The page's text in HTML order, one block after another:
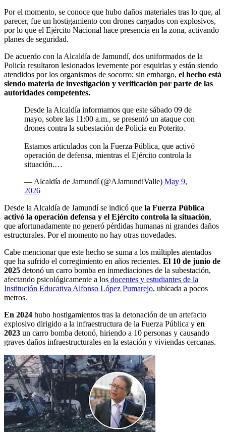
Por el momento, se conoce que hubo daños materiales tras lo que, al
parecer, fue un hostigamiento con drones cargados con explosivos,
por lo que el Ejército Nacional hace presencia en la zona, activando
planes de seguridad.
De acuerdo con la Alcaldía de Jamundí, dos uniformados de la
Policía resultaron lesionados levemente por esquirlas y están siendo
atendidos por los organismos de socorro; sin embargo, el hecho está
siendo materia de investigación y verificación por parte de las
autoridades competentes.
Desde la Alcaldía informamos que este sábado 09 de
mayo, sobre las 11:00 a.m., se presentó un ataque con
drones contra la subestación de Policía en Poterito.
Estamos articulados con la Fuerza Pública, que activó
operación de defensa, mientras el Ejército controla la
situación.…
— Alcaldía de Jamundí (@AJamundiValle) May 9,
2026
Desde la Alcaldía de Jamundí se indicó que la Fuerza Pública
activó la operación defensa y el Ejército controla la situación,
que afortunadamente no generó pérdidas humanas ni grandes daños
estructurales. Por el momento no hay otras novedades.
Cabe mencionar que este hecho se suma a los múltiples atentados
que ha sufrido el corregimiento en años recientes. El 10 de junio de
2025 detonó un carro bomba en inmediaciones de la subestación,
afectando psicológicamente a los docentes y estudiantes de la
Institución Educativa Alfonso López Pumarejo, ubicada a pocos
metros.
En 2024 hubo hostigamientos tras la detonación de un artefacto
explosivo dirigido a la infraestructura de la Fuerza Pública y en
2023 un carro bomba detonó, hiriendo a 10 personas y causando
graves daños infraestructurales en la estación y viviendas cercanas.